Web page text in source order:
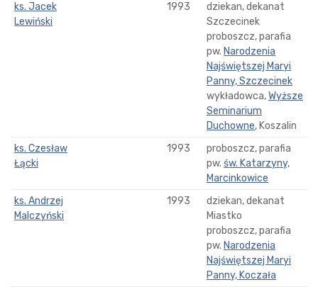
ks. Jacek
Lewiński
1993
dziekan, dekanat
Szczecinek
proboszcz, parafia
pw. Narodzenia
Najświętszej Maryi
Panny, Szczecinek
wykładowca,Wyższe
Seminarium
Duchowne, Koszalin
ks. Czesław
Łącki
1993
proboszcz, parafia
pw. św. Katarzyny,
Marcinkowice
ks. Andrzej
Malczyński
1993
dziekan, dekanat
Miastko
proboszcz, parafia
pw. Narodzenia
Najświętszej Maryi
Panny, Koczała